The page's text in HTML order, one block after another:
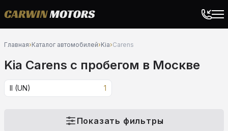
Главная›Каталог автомобилей›Kia›Carens
Kia Carens c пробегом в Москве
II (UN) 1
Показать фильтры